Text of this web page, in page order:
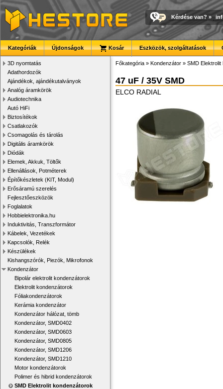
Kérdése van? »
Kategóriák Újdonságok Kosár Eszközök, szolgáltatások
3D nyomtatás
Adathordozók
Ajándékok, ajándékutalványok
Analóg áramkörök
Audiotechnika
Autó HiFi
Biztosítékok
Csatlakozók
Csomagolás és tárolás
Digitális áramkörök
Diódák
Elemek, Akkuk, Töltők
Ellenállások, Potméterek
Építőkészletek (KIT, Modul)
Erősáramú szerelés
Fejlesztőeszközök
Foglalatok
Hobbielektronika.hu
Induktivitás, Transzformátor
Kábelek, Vezetékek
Kapcsolók, Relék
Készülékek
Kishangszórók, Piezók, Mikrofonok
Kondenzátor
Bipolár elektrolit kondenzátorok
Elektrolit kondenzátorok
Fóliakondenzátorok
Kerámia kondenzátor
Kondenzátor hálózat, tömb
Kondenzátor, SMD0402
Kondenzátor, SMD0603
Kondenzátor, SMD0805
Kondenzátor, SMD1206
Kondenzátor, SMD1210
Motor kondenzátorok
Polimer és hibrid kondenzátorok
SMD Elektrolit kondenzátorok
Főkategória » Kondenzátor » SMD
47 uF / 35V SMD
ELCO RADIAL